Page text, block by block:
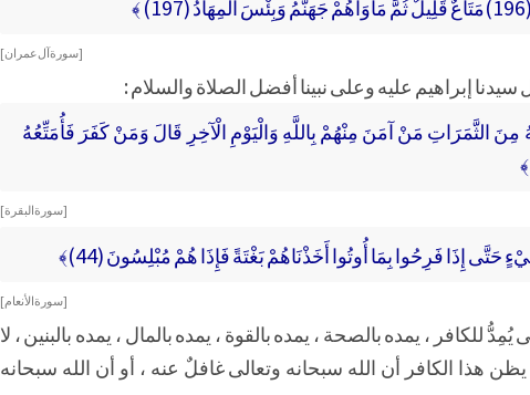
[ سورة آل عمران ]
سيدنا إبراهيم عليه وعلى نبينا أفضل الصلاة والسلام :
مِنَ الثَّمَرَاتِ مَنْ آمَنَ مِنْهُمْ بِاللَّهِ وَالْيَوْمِ الْآخِرِ قَالَ وَمَنْ كَفَرَ فَأُمَتِّعُهُ
[ سورة البقرة ]
إِذَا فَرِحُوا بِمَا أُوتُوا أَخَذْنَاهُمْ بَغْتَةً فَإِذَا هُمْ مُبْلِسُونَ (44)﴾
[ سورة الأنعام ]
للكافر ، يمده بالصحة ، يمده بالقوة ، يمده بالمال ، يمده بالبنين ، لا
يظن هذا الكافر أن الله سبحانه وتعالى غافلٌ عنه ، أو أن الله سبحانه